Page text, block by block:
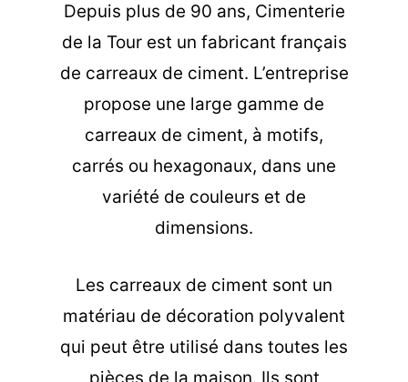
Depuis plus de 90 ans, Cimenterie
de la Tour est un fabricant français
de carreaux de ciment. L’entreprise
propose une large gamme de
carreaux de ciment, à motifs,
carrés ou hexagonaux, dans une
variété de couleurs et de
dimensions.
Les carreaux de ciment sont un
matériau de décoration polyvalent
qui peut être utilisé dans toutes les
pièces de la maison. Ils sont